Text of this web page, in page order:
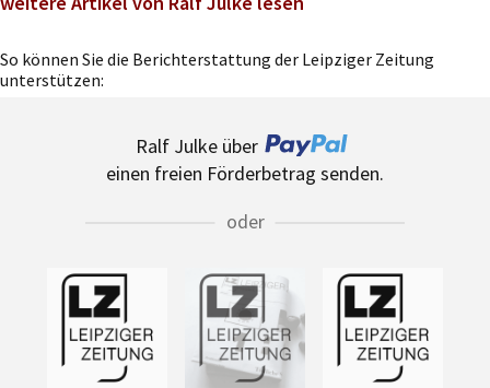
So können Sie die Berichterstattung der Leipziger Zeitung
unterstützen:
Ralf Julke über
einen freien Förderbetrag senden.
oder